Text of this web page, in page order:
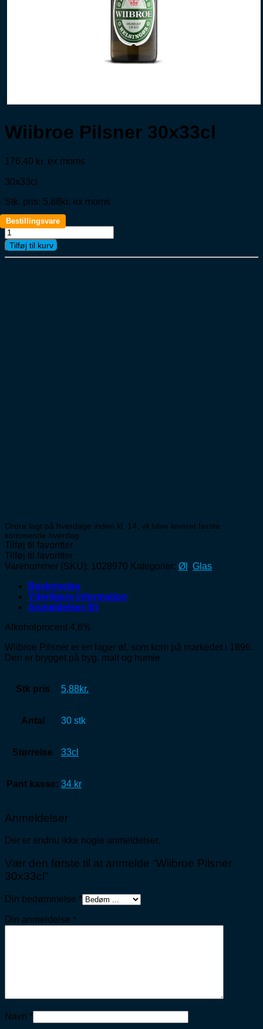
Wiibroe Pilsner 30x33cl
176,40 kr. ex moms
30x33cl
Stk. pris: 5,88kr. ex moms
Bestillingsvare
Wiibroe
Pilsner
30x33cl
Tilføj til kurv
Ordre lagt på hverdage inden kl. 14, vil blive leveret første
kommende hverdag
Tilføj til favoritter
Tilføj til favoritter
Varenummer (SKU): 1028970 Kategorier: Øl , Glas
Beskrivelse
Yderligere information
Anmeldelser (0)
Alkoholprocent 4,6%
Wiibroe Pilsner er en lager øl, som kom på markedet i 1896.
Den er brygget på byg, malt og humle.
Stk pris 5,88kr.
Antal 30 stk
Størrelse 33cl
Pant kasse: 34 kr
Anmeldelser
Der er endnu ikke nogle anmeldelser.
Vær den første til at anmelde “Wiibroe Pilsner
30x33cl”
Din bedømmelse *
Din anmeldelse *
Navn *